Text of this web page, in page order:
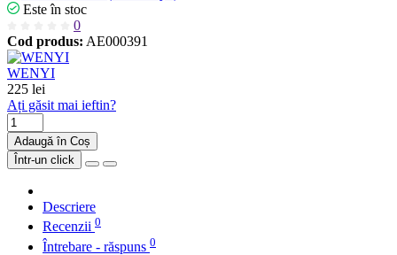
Este în stoc
0
Cod produs: AE000391
WENYI
225 lei
Ați găsit mai ieftin?
Adaugă în Coș
Într-un click
Descriere
Recenzii 0
Întrebare - răspuns 0